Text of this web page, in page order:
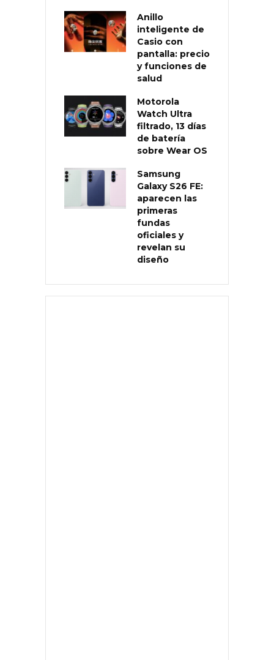
Anillo
inteligente de
Casio con
pantalla: precio
y funciones de
salud
Motorola
Watch Ultra
filtrado, 13 días
de batería
sobre Wear OS
Samsung
Galaxy S26 FE:
aparecen las
primeras
fundas
oficiales y
revelan su
diseño